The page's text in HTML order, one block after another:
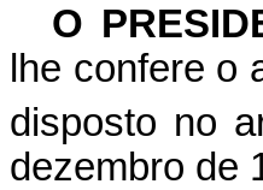
O
lhe confere
disposto no
dezembro de